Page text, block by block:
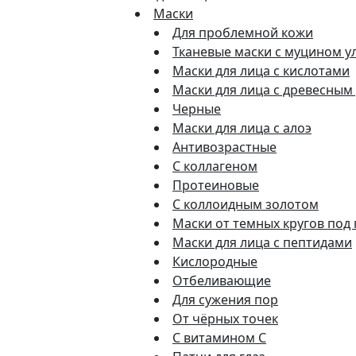
Маски
Для проблемной кожи
Тканевые маски с муцином
Маски для лица с кислотами
Маски для лица с древесным
Черные
Маски для лица с алоэ
Антивозрастные
С коллагеном
Протеиновые
С коллоидным золотом
Маски от темных кругов под
Маски для лица с пептидами
Кислородные
Отбеливающие
Для сужения пор
От чёрных точек
С витамином C